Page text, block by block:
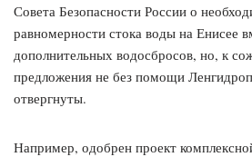
Совета Безопасности России о
равномерности стока воды на Енисее
дополнительных водосбросов, но, к
предложения не без помощи
отвергнуты.
Например, одобрен проект